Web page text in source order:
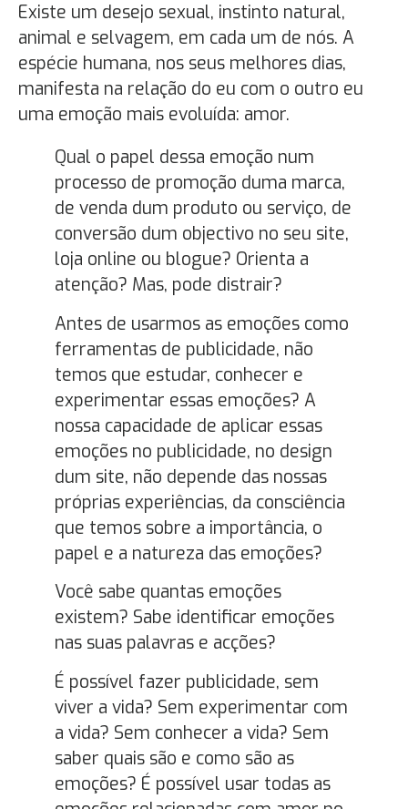
Existe um desejo sexual, instinto natural,
animal e selvagem, em cada um de nós. A
espécie humana, nos seus melhores dias,
manifesta na relação do eu com o outro eu
uma emoção mais evoluída: amor.
Qual o papel dessa emoção num
processo de promoção duma marca,
de venda dum produto ou serviço, de
conversão dum objectivo no seu site,
loja online ou blogue? Orienta a
atenção? Mas, pode distrair?
Antes de usarmos as emoções como
ferramentas de publicidade, não
temos que estudar, conhecer e
experimentar essas emoções? A
nossa capacidade de aplicar essas
emoções no publicidade, no design
dum site, não depende das nossas
próprias experiências, da consciência
que temos sobre a importância, o
papel e a natureza das emoções?
Você sabe quantas emoções
existem? Sabe identificar emoções
nas suas palavras e acções?
É possível fazer publicidade, sem
viver a vida? Sem experimentar com
a vida? Sem conhecer a vida? Sem
saber quais são e como são as
emoções? É possível usar todas as